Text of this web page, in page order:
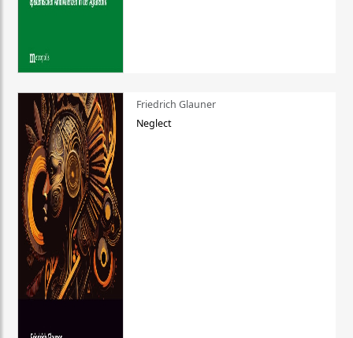
Friedrich Glauner
Neglect